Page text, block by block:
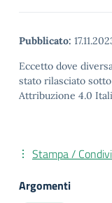
Pubblicato:
Eccetto dove
stato rilasciato
Attribuzione 4.0
Stampa /
Argomenti